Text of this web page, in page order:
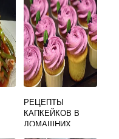
РЕЦЕПТЫ
КАПКЕЙКОВ В
ДОМАШНИХ